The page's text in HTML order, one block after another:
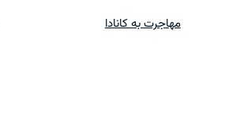
مهاجرت به کانادا